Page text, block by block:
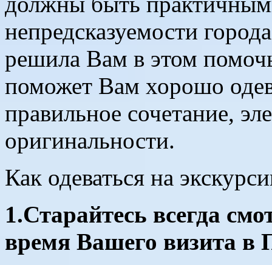
непредсказуемости
решила Вам в этом
поможет Вам хорошо
правильное сочетание,
оригинальности.
Как одеваться на
1.Старайтесь всегда
время Вашего визита в